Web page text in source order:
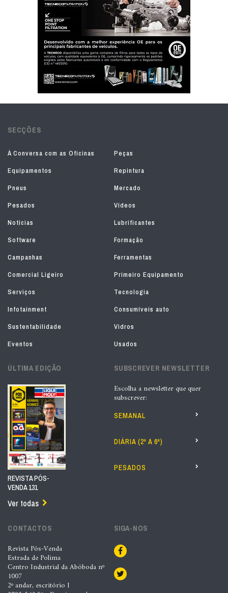
SECÇÕES
À Conversa com as Oficinas
Peças
Equipamentos
Repintura
Pneus
Mercado
Pesados
Vídeos
Notícias
Lubrificantes
Software
Formação
Campanhas
Ferramentas
Comercial Ligeiro
Primeiro Equipamento
Serviços
Tecnologia
Infotainment
Consumíveis auto
Sustentabilidade
Vidros
Eventos
Usados
ÚLTIMA EDIÇÃO
REVISTA PÓS-
VENDA 131
Ver todas
SUBSCREVER NEWSLETTER
Escolha a newsletter que quer
subscrever:
SEMANAL
DIÁRIA (2ª A 6ª)
PESADOS
CONTACTOS
Revista Pós-Venda
Estrada de Polima
Centro Industrial da Abóboda nº
1007
2º andar, escritório I
SIGA-NOS